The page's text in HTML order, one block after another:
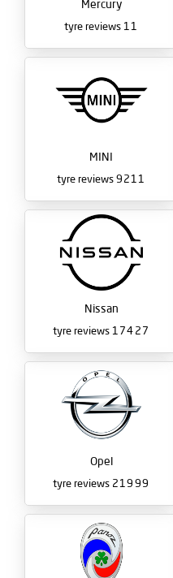
Mercury
11
tyre reviews
MINI
9211
tyre reviews
Nissan
17427
Opel
21999